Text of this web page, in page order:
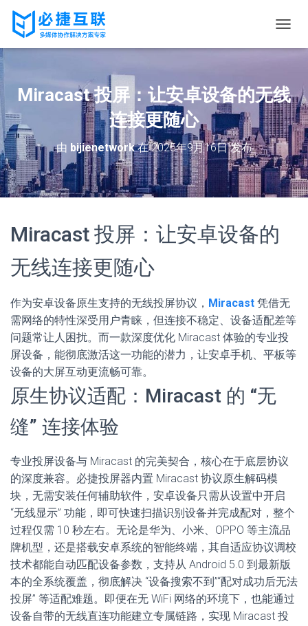
换
Miracast 投屏：让安卓设备的无线
连接更随心
由 bijienetwork在2025年9月16日发布
Miracast 投屏：让安卓设备的
无线连接更随心
作为安卓设备原生支持的无线投屏协议， Miracast 凭借无
需网络的特性深受用户青睐，但连接不稳定、设备适配差等
问题常让人困扰。而一款深度优化 Miracast 体验的专业投
屏设备，能彻底激活这一功能的潜力，让安卓手机、平板等
设备的大屏互动更流畅可靠。
原生协议适配：Miracast 的 “无
缝” 连接体验
专业投屏设备与 Miracast 的完美契合，核心在于底层协议
的深度兼容。必捷投屏器内置 Miracast 协议原生解码模
块，无需安装任何辅助软件，安卓设备只需从设置中开启
“无线显示” 功能，即可快速扫描识别设备并完成配对，整个
过程仅需 10 秒左右。无论是华为、小米、OPPO 等主流品
牌机型，还是搭载安卓系统的智能终端，其自适应协议调校
技术都能自动匹配设备参数，支持从 Android 5.0 到最新版
本的全系统覆盖，彻底解决 “设备搜索不到”“配对成功后无法
投屏” 等适配难题。即便在无 WiFi 网络的环境下，也能通过
设备自带的无线直连功能建立专属链路，实现 Miracast 投